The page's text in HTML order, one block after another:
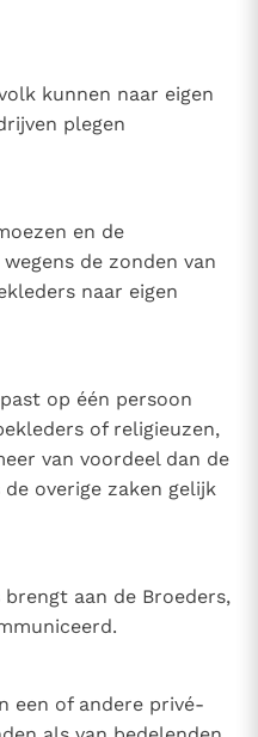
kunnen naar eigen
plegen
en de
de zonden van
naar eigen
op één persoon
of religieuzen,
van voordeel dan de
overige zaken gelijk
aan de Broeders,
een of andere privé-